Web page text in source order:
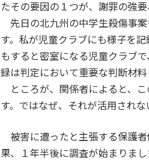
たその要因の１つが、謝罪の強
先日の北九州の中学生殺傷事
す。私が児童クラブにも様子を
もすると密室になる児童クラブ
録は判定において重要な判断材料
ところが、関係者によると、
す。ではなぜ、それが活用され
被害に遭ったと主張する保護
果、１年半後に調査が始まりま